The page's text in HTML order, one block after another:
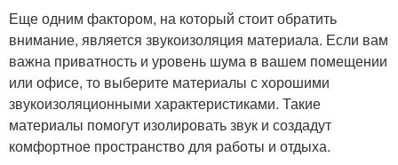
Еще одним фактором, на который стоит обратить
внимание, является звукоизоляция материала. Если вам
важна приватность и уровень шума в вашем помещении
или офисе, то выберите материалы с хорошими
звукоизоляционными характеристиками. Такие
материалы помогут изолировать звук и создадут
комфортное пространство для работы и отдыха.